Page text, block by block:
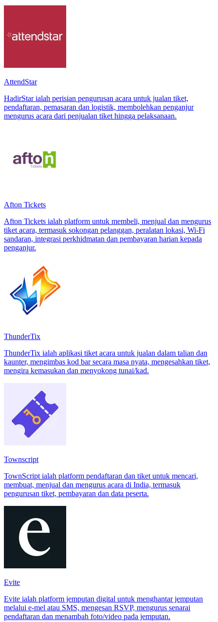
AttendStar
HadirStar ialah perisian pengurusan acara untuk jualan tiket,
pendaftaran, pemasaran dan logistik, membolehkan penganjur
mengurus acara dari penjualan tiket hingga pelaksanaan.
Afton Tickets
Afton Tickets ialah platform untuk membeli, menjual dan mengurus
tiket acara, termasuk sokongan pelanggan, peralatan lokasi, Wi‑Fi
sandaran, integrasi perkhidmatan dan pembayaran harian kepada
penganjur.
ThunderTix
ThunderTix ialah aplikasi tiket acara untuk jualan dalam talian dan
kaunter, mengimbas kod bar secara masa nyata, mengesahkan tiket,
mengira kemasukan dan menyokong tunai/kad.
Townscript
TownScript ialah platform pendaftaran dan tiket untuk mencari,
membuat, menjual dan mengurus acara di India, termasuk
pengurusan tiket, pembayaran dan data peserta.
Evite
Evite ialah platform jemputan digital untuk menghantar jemputan
melalui e-mel atau SMS, mengesan RSVP, mengurus senarai
pendaftaran dan menambah foto/video pada jemputan.